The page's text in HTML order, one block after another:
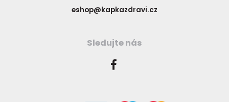
eshop@kapkazdravi.cz
Sledujte nás